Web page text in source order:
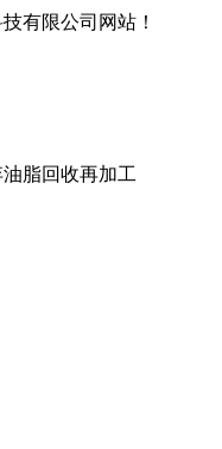
有限公司网站！
脂回收再加工